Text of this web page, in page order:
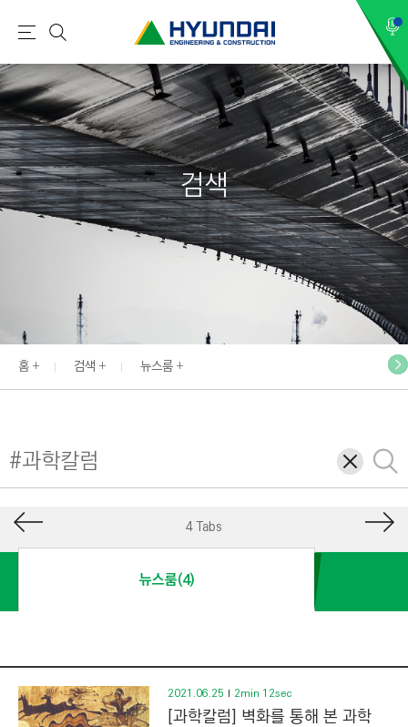
현
건
설
(
H
Y
U
N
E
N
I
N
O
N
S
메
뉴
검
색
검색
홈 검색 뉴스룸
삭
제
검
색
4 Tabs
뉴스룸(4)
2021.06.25 2min 12sec
[과학칼럼] 벽화를 통해 본 과학